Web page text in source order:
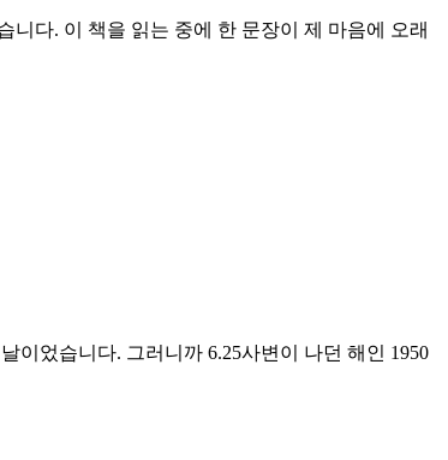
다. 이 책을 읽는 중에 한 문장이 제 마음에 오래
이었습니다. 그러니까 6.25사변이 나던 해인 1950